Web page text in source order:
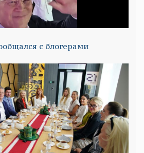
с блогерами